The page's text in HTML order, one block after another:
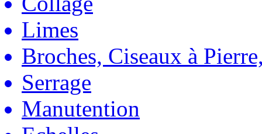
Limes
Broches, Ciseaux à
Serrage
Manutention